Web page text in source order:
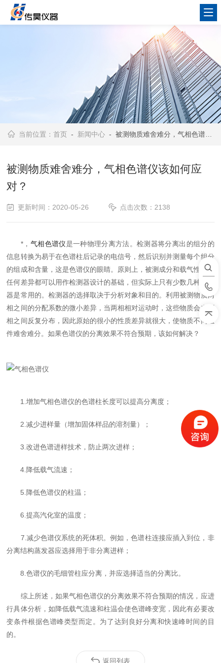
当前位置：首页 - 新闻中心 - 被测物质难舍难分，气相色谱仪该如何应对？
被测物质难舍难分，气相色谱仪该如何应
对？
更新时间：2020-05-26 点击次数：2138
*， 气相色谱仪是一种物理分离方法。检测器将分离出的组分的
信息转换为易于在色谱柱后记录的电信号，然后识别并测量每个组分
的组成和含量，这是色谱仪的眼睛。原则上，被测成分和载气性质的
任何差异都可以用作检测器设计的基础，但实际上只有少数几种检测
器是常用的。检测器的选择取决于分析对象和目的。利用被测物质两
相之间的分配系数的微小差异，当两相相对运动时，这些物质会在两
相之间反复分布，因此原始的很小的性质差异就很大，使物质不同组
件难舍难分。如果色谱仪的分离效果不符合预期，该如何解决？
1.增加气相色谱仪的色谱柱长度可以提高分离度；
2.减少进样量（增加固体样品的溶剂量）；
3.改进色谱进样技术，防止两次进样；
4.降低载气流速；
5.降低色谱仪的柱温；
6.提高汽化室的温度；
7.减少色谱仪系统的死体积。例如，色谱柱连接应插入到位，非
分离结构蒸发器应选择用于非分离进样；
8.色谱仪的毛细管柱应分离，并应选择适当的分离比。
综上所述，如果气相色谱仪的分离效果不符合预期的情况，应进
行具体分析，如降低载气流速和柱温会使色谱峰变宽，因此有必要改
变条件根据色谱峰类型而定。为了达到良好分离和快速峰时间的目
的。
返回列表